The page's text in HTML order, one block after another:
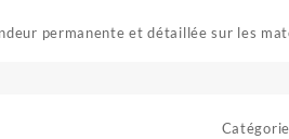
permanente et détaillée sur les